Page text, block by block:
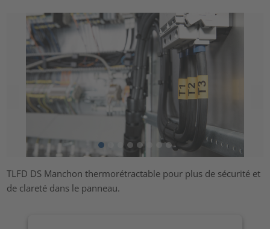
TLFD DS Manchon thermorétractable pour plus de sécurité et
de clareté dans le panneau.